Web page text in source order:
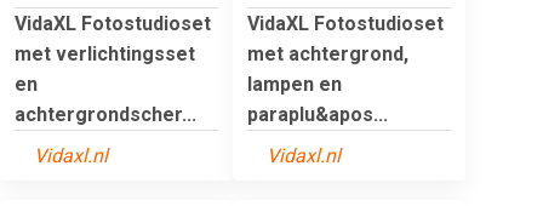
VidaXL Fotostudioset
met verlichtingsset
en
achtergrondscher...
Vidaxl.nl
VidaXL Fotostudioset
met achtergrond,
lampen en
paraplu&apos...
Vidaxl.nl